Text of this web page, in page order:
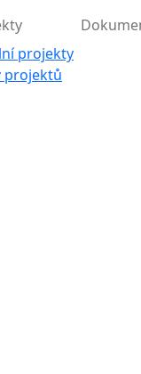
projekty
projektů